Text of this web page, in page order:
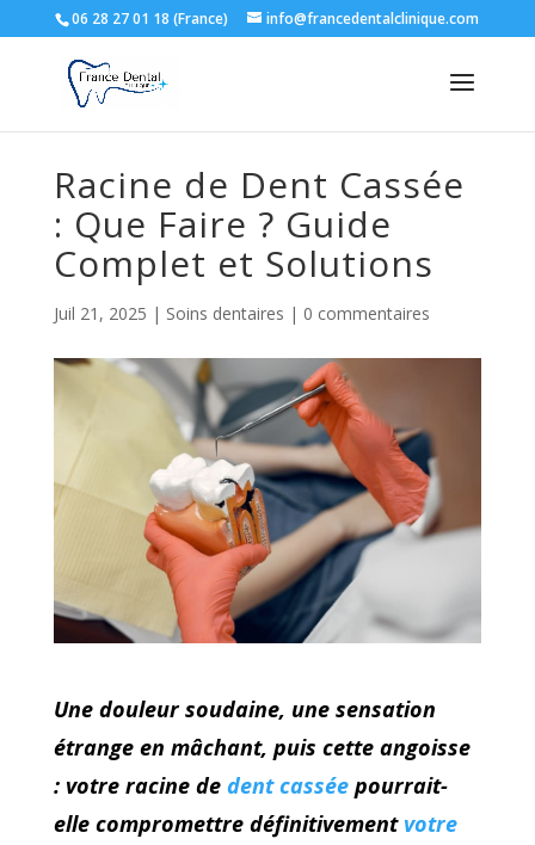
06 28 27 01 18 (France) info@francedentalclinique.com
Racine de Dent Cassée
: Que Faire ? Guide
Complet et Solutions
Juil 21, 2025 | Soins dentaires | 0 commentaires
Une douleur soudaine, une sensation
étrange en mâchant, puis cette angoisse
: votre racine de dent casséepourrait-
elle compromettre définitivement votre